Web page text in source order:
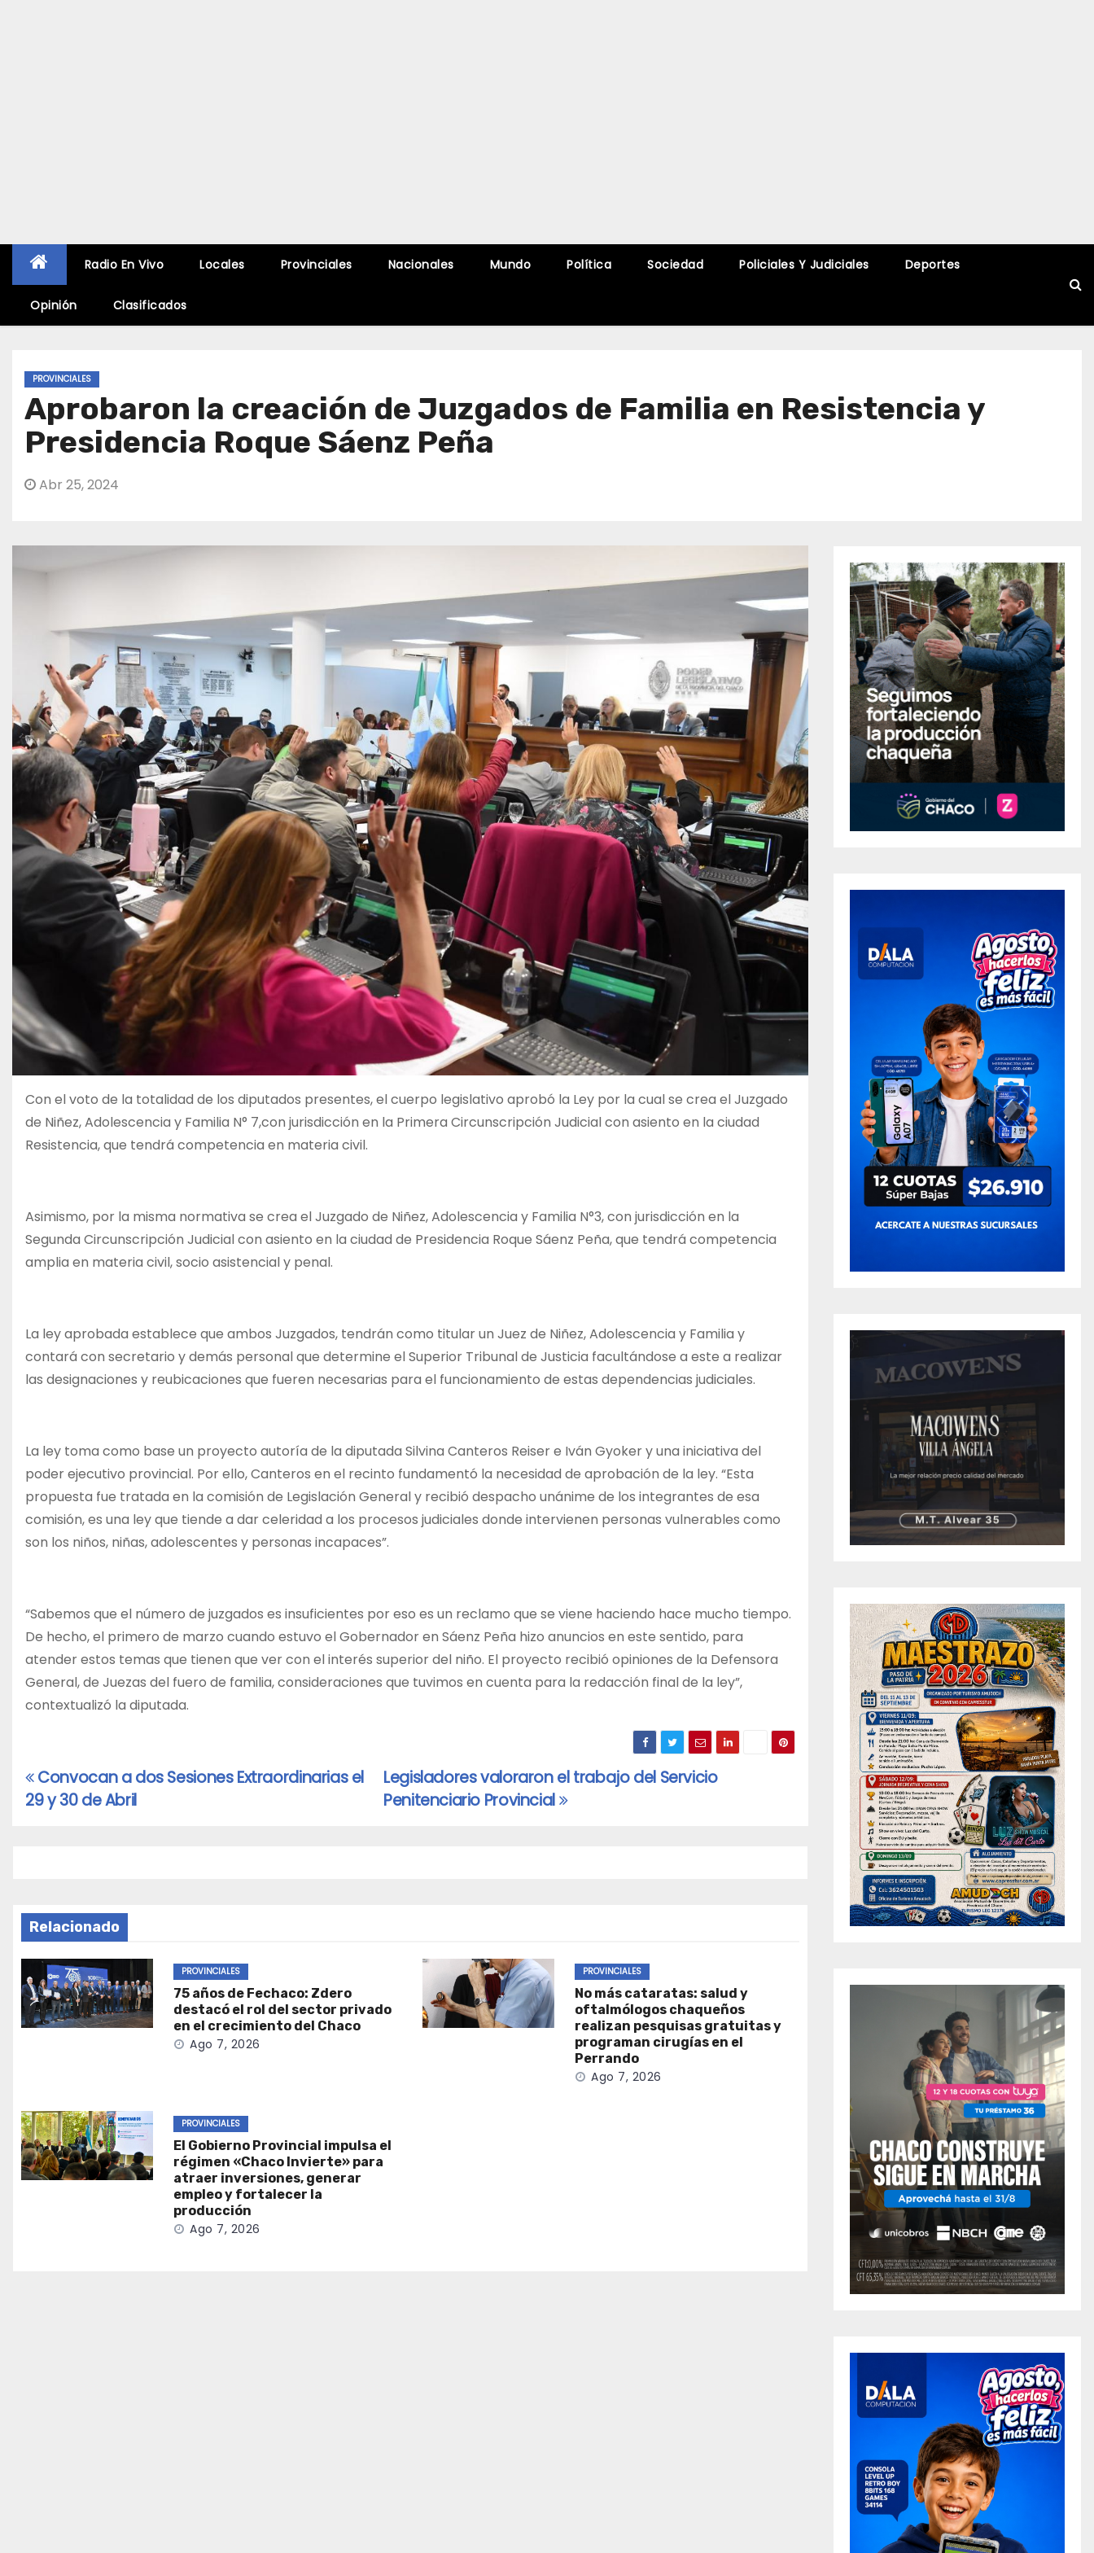
Radio En Vivo Locales Provinciales Nacionales Mundo Política Sociedad Policiales Y Judiciales Deportes
Opinión Clasificados
PROVINCIALES
Aprobaron la creación de Juzgados de Familia en Resistencia y
Presidencia Roque Sáenz Peña
Abr 25, 2024
Con el voto de la totalidad de los diputados presentes, el cuerpo legislativo aprobó la Ley por la cual se crea el Juzgado
de Niñez, Adolescencia y Familia N° 7,con jurisdicción en la Primera Circunscripción Judicial con asiento en la ciudad
Resistencia, que tendrá competencia en materia civil.
Asimismo, por la misma normativa se crea el Juzgado de Niñez, Adolescencia y Familia N°3, con jurisdicción en la
Segunda Circunscripción Judicial con asiento en la ciudad de Presidencia Roque Sáenz Peña, que tendrá competencia
amplia en materia civil, socio asistencial y penal.
La ley aprobada establece que ambos Juzgados, tendrán como titular un Juez de Niñez, Adolescencia y Familia y
contará con secretario y demás personal que determine el Superior Tribunal de Justicia facultándose a este a realizar
las designaciones y reubicaciones que fueren necesarias para el funcionamiento de estas dependencias judiciales.
La ley toma como base un proyecto autoría de la diputada Silvina Canteros Reiser e Iván Gyoker y una iniciativa del
poder ejecutivo provincial. Por ello, Canteros en el recinto fundamentó la necesidad de aprobación de la ley. “Esta
propuesta fue tratada en la comisión de Legislación General y recibió despacho unánime de los integrantes de esa
comisión, es una ley que tiende a dar celeridad a los procesos judiciales donde intervienen personas vulnerables como
son los niños, niñas, adolescentes y personas incapaces”.
“Sabemos que el número de juzgados es insuficientes por eso es un reclamo que se viene haciendo hace mucho tiempo.
De hecho, el primero de marzo cuando estuvo el Gobernador en Sáenz Peña hizo anuncios en este sentido, para
atender estos temas que tienen que ver con el interés superior del niño. El proyecto recibió opiniones de la Defensora
General, de Juezas del fuero de familia, consideraciones que tuvimos en cuenta para la redacción final de la ley”,
contextualizó la diputada.
Navegación
de
Legisladores valoraron el trabajo del Servicio
Penitenciario Provincial
Convocan a dos Sesiones Extraordinarias el
29 y 30 de Abril
Relacionado
PROVINCIALES
75 años de Fechaco: Zdero
destacó el rol del sector privado
en el crecimiento del Chaco
Ago 7, 2026
PROVINCIALES
No más cataratas: salud y
oftalmólogos chaqueños
realizan pesquisas gratuitas y
programan cirugías en el
Perrando
Ago 7, 2026
PROVINCIALES
El Gobierno Provincial impulsa el
régimen «Chaco Invierte» para
atraer inversiones, generar
empleo y fortalecer la
producción
Ago 7, 2026